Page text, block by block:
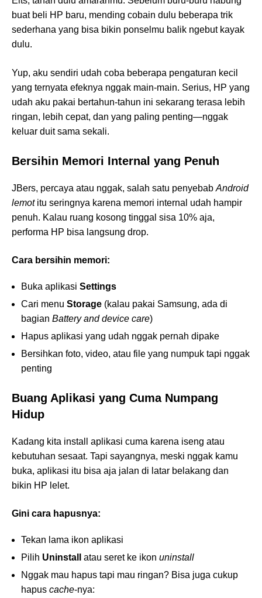
buat beli HP baru, mending cobain dulu beberapa trik
sederhana yang bisa bikin ponselmu balik ngebut kayak
dulu.
Yup, aku sendiri udah coba beberapa pengaturan kecil
yang ternyata efeknya nggak main-main. Serius, HP yang
udah aku pakai bertahun-tahun ini sekarang terasa lebih
ringan, lebih cepat, dan yang paling penting—nggak
keluar duit sama sekali.
Bersihin Memori Internal yang Penuh
JBers, percaya atau nggak, salah satu penyebab Android
lemotitu seringnya karena memori internal udah hampir
penuh. Kalau ruang kosong tinggal sisa 10% aja,
performa HP bisa langsung drop.
Cara bersihin memori:
Buka aplikasi Settings
Cari menu Storage (kalau pakai Samsung, ada di
bagian Battery and device care)
Hapus aplikasi yang udah nggak pernah dipake
Bersihkan foto, video, atau file yang numpuk tapi nggak
penting
Buang Aplikasi yang Cuma Numpang
Hidup
Kadang kita install aplikasi cuma karena iseng atau
kebutuhan sesaat. Tapi sayangnya, meski nggak kamu
buka, aplikasi itu bisa aja jalan di latar belakang dan
bikin HP lelet.
Gini cara hapusnya:
Tekan lama ikon aplikasi
Pilih Uninstall atau seret ke ikon uninstall
Nggak mau hapus tapi mau ringan? Bisa juga cukup
hapus cache-nya: